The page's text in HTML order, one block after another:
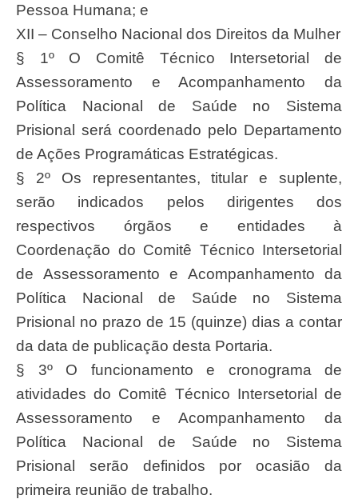
Pessoa Humana; e
XII – Conselho Nacional dos Direitos da Mulher
§ 1º O Comitê Técnico Intersetorial de
Assessoramento e Acompanhamento da
Política Nacional de Saúde no Sistema
Prisional será coordenado pelo Departamento
de Ações Programáticas Estratégicas.
§ 2º Os representantes, titular e suplente,
serão indicados pelos dirigentes dos
respectivos órgãos e entidades à
Coordenação do Comitê Técnico Intersetorial
de Assessoramento e Acompanhamento da
Política Nacional de Saúde no Sistema
Prisional no prazo de 15 (quinze) dias a contar
da data de publicação desta Portaria.
§ 3º O funcionamento e cronograma de
atividades do Comitê Técnico Intersetorial de
Assessoramento e Acompanhamento da
Política Nacional de Saúde no Sistema
Prisional serão definidos por ocasião da
primeira reunião de trabalho.